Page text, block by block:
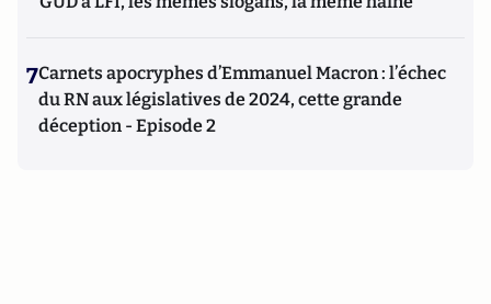
7Carnets apocryphes d’Emmanuel Macron : l’échec
du RN aux législatives de 2024, cette grande
déception - Episode 2